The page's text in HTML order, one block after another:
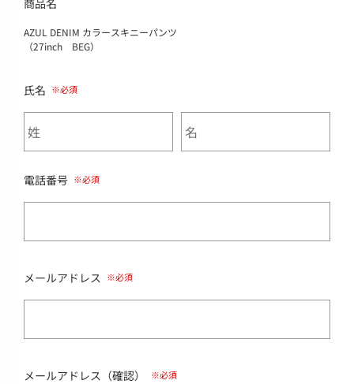
商品名
AZUL DENIM カラースキニーパンツ
（27inch BEG）
氏名
電話番号
メールアドレス
メールアドレス（確認）